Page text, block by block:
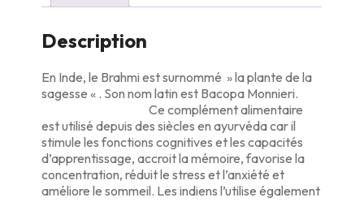
Description
En Inde, le Brahmi est surnommé » la plante de la
sagesse « . Son nom latin est Bacopa Monnieri.
Ce complément alimentaire
est utilisé depuis des siècles en ayurvéda car il
stimule les fonctions cognitives et les capacités
d’apprentissage, accroit la mémoire, favorise la
concentration, réduit le stress et l’anxiété et
améliore le sommeil. Les indiens l’utilise également